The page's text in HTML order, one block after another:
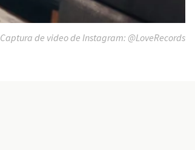
Captura de video de Instagram: @LoveRecords